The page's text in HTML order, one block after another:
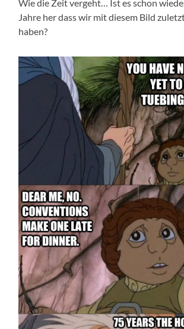
Wie die Zeit vergeht… Ist es schon
Jahre her dass wir mit diesem Bild
haben?